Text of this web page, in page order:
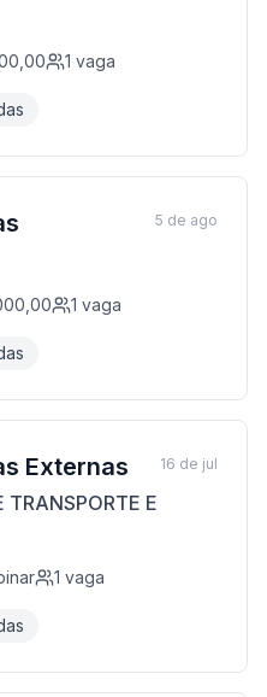
1 vaga
1 vaga
5 de ago
Externas
TRANSPORTE E
1 vaga
16 de jul